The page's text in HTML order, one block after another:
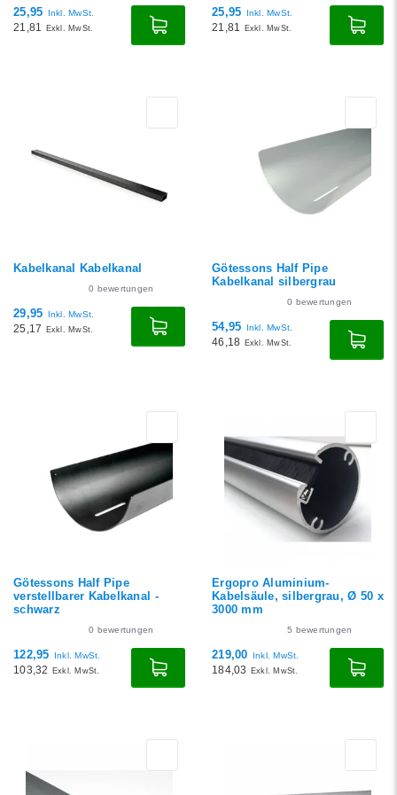
25,95 Inkl. MwSt.
21,81 Exkl. MwSt.
25,95 Inkl. MwSt.
21,81 Exkl. MwSt.
Kabelkanal Kabelkanal
0 bewertungen
29,95 Inkl. MwSt.
25,17 Exkl. MwSt.
Götessons Half Pipe
Kabelkanal silbergrau
0 bewertungen
54,95 Inkl. MwSt.
46,18 Exkl. MwSt.
Götessons Half Pipe
verstellbarer Kabelkanal -
schwarz
0 bewertungen
122,95 Inkl. MwSt.
103,32 Exkl. MwSt.
Ergopro Aluminium-
Kabelsäule, silbergrau, Ø 50 x
3000 mm
5 bewertungen
219,00 Inkl. MwSt.
184,03 Exkl. MwSt.